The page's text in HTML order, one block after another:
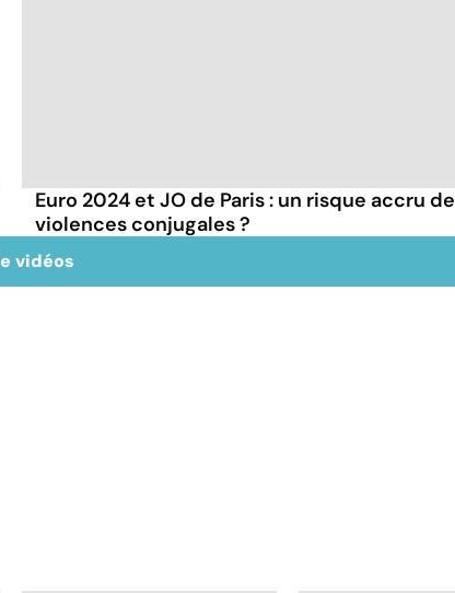
Euro 2024 et JO de Paris : un risque accru de
violences conjugales ?
vidéos